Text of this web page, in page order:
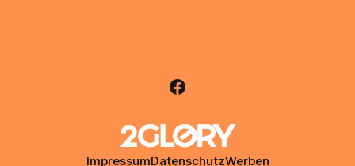
ImpressumDatenschutzWerben